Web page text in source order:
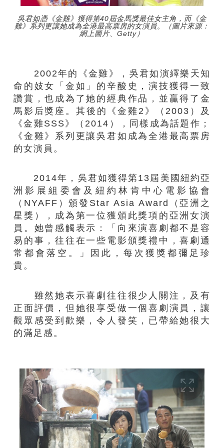
吳君如憑《金雞》獲得第40屆金馬獎最佳女主角，而《金
雞》系列更讓她成為全港最高票房的女演員。（圖片來源：
網上圖片、Getty）
2002年的《金雞》，吳君如演繹樂天知
命的妓女「金如」的辛酸史，演技獲得一致
讚賞，也成為了她的經典作品，並贏得了金
馬影后獎座。其後的《金雞2》（2003）及
《金雞SSS》（2014），同樣成為話題作；
《金雞》系列更讓吳君如成為全港最高票房
的女演員。
2014年，吳君如獲得第13屆美國紐約亞
洲影展組委會及紐約林肯中心電影協會
（NYAFF）頒發Star Asia Award（亞洲之
星獎），成為第一位獲頒此獎項的亞洲女演
員。她曾感觸表示：「向來演喜劇都不是容
易的事，往往在一些電影頒獎禮中，喜劇通
常都會落空。」因此，每次獲獎都彌足珍
貴。
雖然她表示喜劇往往很少人關注，及有
正面評價，但她很享受做一個喜劇演員，讓
觀眾感受到歡樂，令人發笑，已帶給她很大
的滿足感。